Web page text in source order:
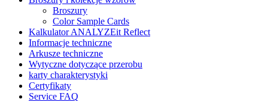
Broszury
Color Sample Cards
Kalkulator ANALYZEit Reflect
Informacje techniczne
Arkusze techniczne
Wytyczne dotyczące przerobu
karty charakterystyki
Certyfikaty
Service FAQ